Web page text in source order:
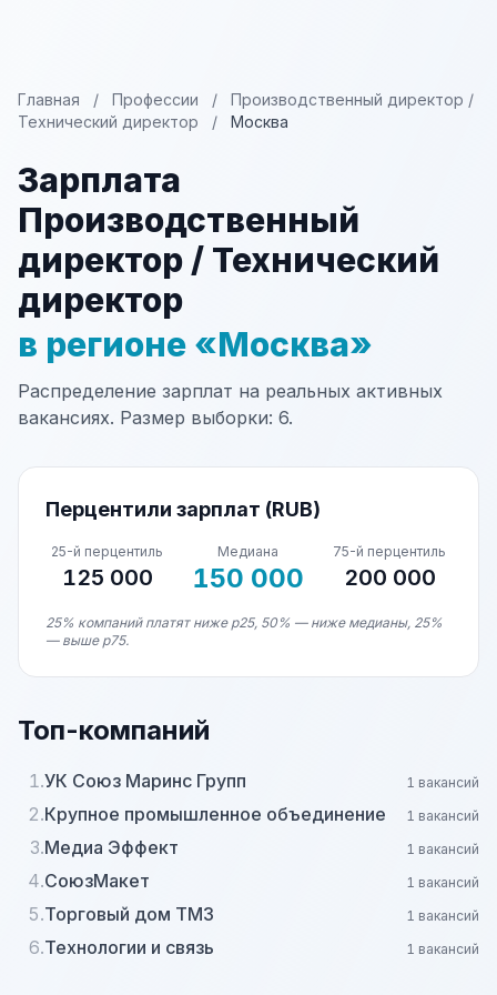
Главная / Профессии /
Производственный директор /
Технический директор
/ Москва
Зарплата
Производственный
директор / Технический
директор
в регионе «Москва»
Распределение зарплат на реальных активных
вакансиях. Размер выборки: 6.
Перцентили зарплат (RUB)
25-й перцентиль
125 000
Медиана
150 000
75-й перцентиль
200 000
25% компаний платят ниже p25, 50% — ниже медианы, 25%
— выше p75.
Топ-компаний
1.УК Союз Маринс Групп 1 вакансий
2.Крупное промышленное объединение 1 вакансий
3.Медиа Эффект 1 вакансий
4.СоюзМакет 1 вакансий
5.Торговый дом ТМЗ 1 вакансий
6.Технологии и связь 1 вакансий